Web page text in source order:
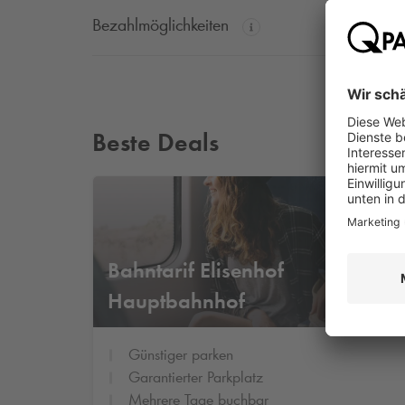
Bezahlmöglichkeiten
Beste Deals
Bahntarif Elisenhof
Hauptbahnhof
Günstiger parken
Garantierter Parkplatz
Mehrere Tage buchbar